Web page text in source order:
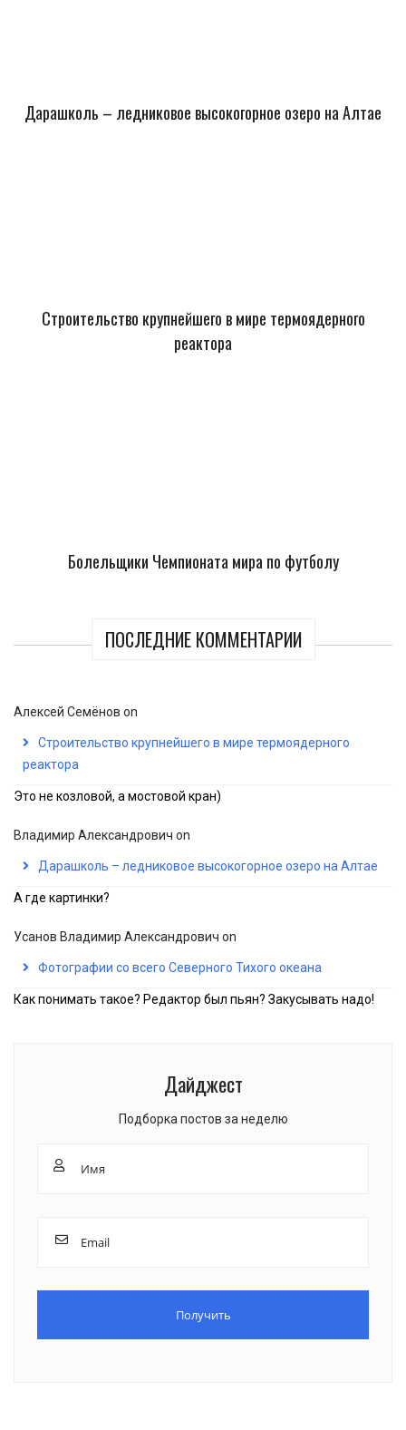
Дарашколь – ледниковое высокогорное озеро на Алтае
Строительство крупнейшего в мире термоядерного
реактора
Болельщики Чемпионата мира по футболу
ПОСЛЕДНИЕ КОММЕНТАРИИ
Алексей Семёнов on
Строительство крупнейшего в мире термоядерного
реактора
Это не козловой, а мостовой кран)
Владимир Александрович on
Дарашколь – ледниковое высокогорное озеро на Алтае
А где картинки?
Усанов Владимир Александрович on
Фотографии со всего Северного Тихого океана
Как понимать такое? Редактор был пьян? Закусывать надо!
Дайджест
Подборка постов за неделю